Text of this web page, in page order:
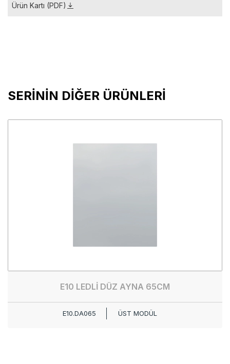
Ürün Kartı (PDF)
SERİNİN DİĞER ÜRÜNLERİ
E10 LEDLİ DÜZ AYNA 65CM
E10.DA065 ÜST MODÜL